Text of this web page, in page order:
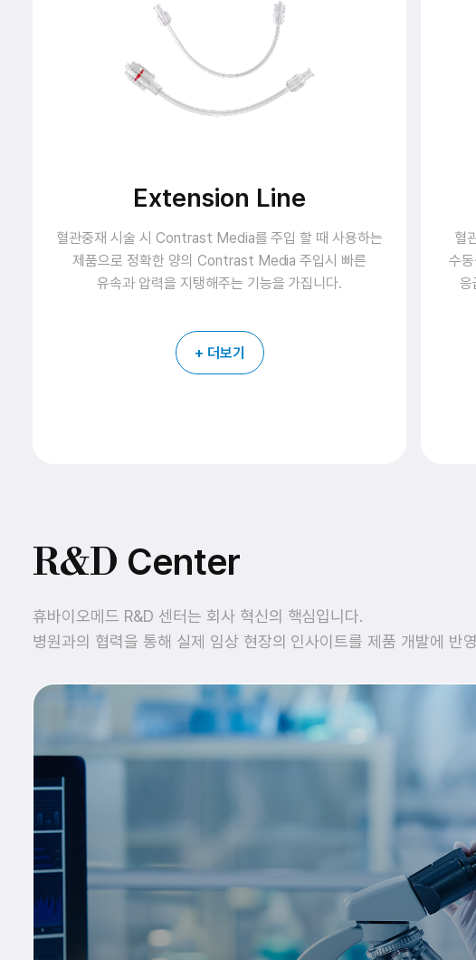
Synergy Aspirator
혈관 중재 시술 시 혈관내의 혈전을 흡인하여 배출 하는
수동식 혈전흡인기로 시술자에게는 편리함과 환자에게는
응급대응이 가능해 시술효과를 높여주는 제품입니다.
+ 더보기
R&D Center
휴바이오메드 R&D 센터는 회사 혁신의 핵심입니다.
병원과의 협력을 통해 실제 임상 현장의 인사이트를 제품 개발에